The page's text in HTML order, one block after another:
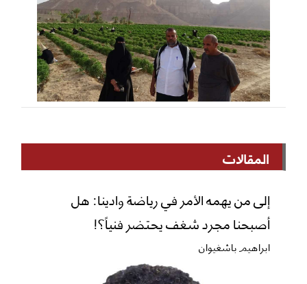
المقالات
إلى من يهمه الأمر في رياضة وادينا: هل
أصبحنا مجرد شغف يحتضر فنياً؟!
ابراهيم باشغيوان